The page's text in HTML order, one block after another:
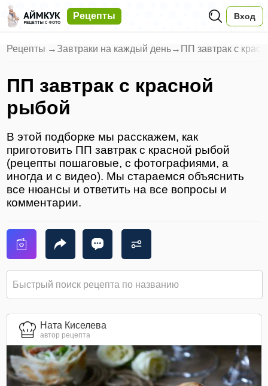
Рецепты Вход
Рецепты → Завтраки на каждый день→ ПП завтрак с
ПП завтрак с красной
рыбой
В этой подборке мы расскажем, как
приготовить ПП завтрак с красной рыбой
(рецепты пошаговые, с фотографиями, а
иногда и с видео). Мы стараемся объяснить
все нюансы и ответить на все вопросы и
комментарии.
Ната Киселева
автор рецепта